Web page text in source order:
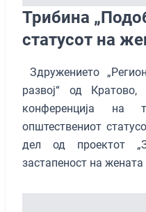
Трибина
статусот на
Здружението
развој“ од
конференција на
општествениот
дел од проектот
застапеност на